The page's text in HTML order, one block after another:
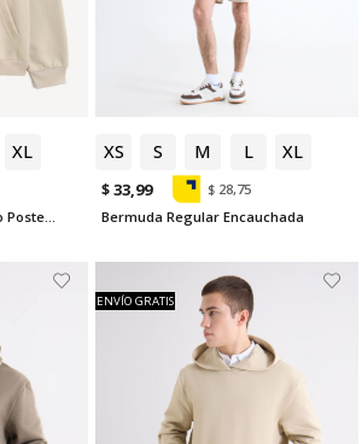
XL
Buzo Hoodie Con Bordado Posterior
XS S M L XL
$ 33,99
$ 28,75
Bermuda Regular Encauchada
ENVÍO GRATIS